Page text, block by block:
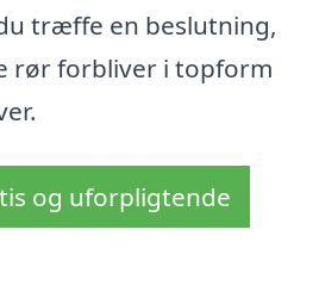
træffe en beslutning,
rør forbliver i topform
og uforpligtende